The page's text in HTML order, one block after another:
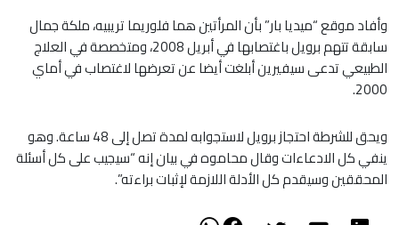
وأفاد موقع “ميديا بار” بأن المرأتين هما فلوريما تريبيه، ملكة جمال
سابقة تتهم برويل باغتصابها في أبريل 2008، ومتخصصة في العلاج
الطبيعي تدعى سيفيرين أبلغت أيضا عن تعرضها لاغتصاب في أماي
2000.
ويحق للشرطة احتجاز برويل لاستجوابه لمدة تصل إلى 48 ساعة. وهو
ينفي كل الادعاءات وقال محاموه في بيان إنه “سيجيب على كل أسئلة
المحققين وسيقدم كل الأدلة اللازمة لإثبات براءته”.